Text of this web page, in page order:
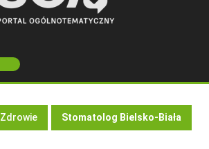
Open
Button
Zdrowie Stomatolog Bielsko-Biała